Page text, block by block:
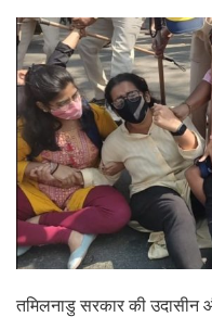
तमिलनाडु सरकार की उदासीन